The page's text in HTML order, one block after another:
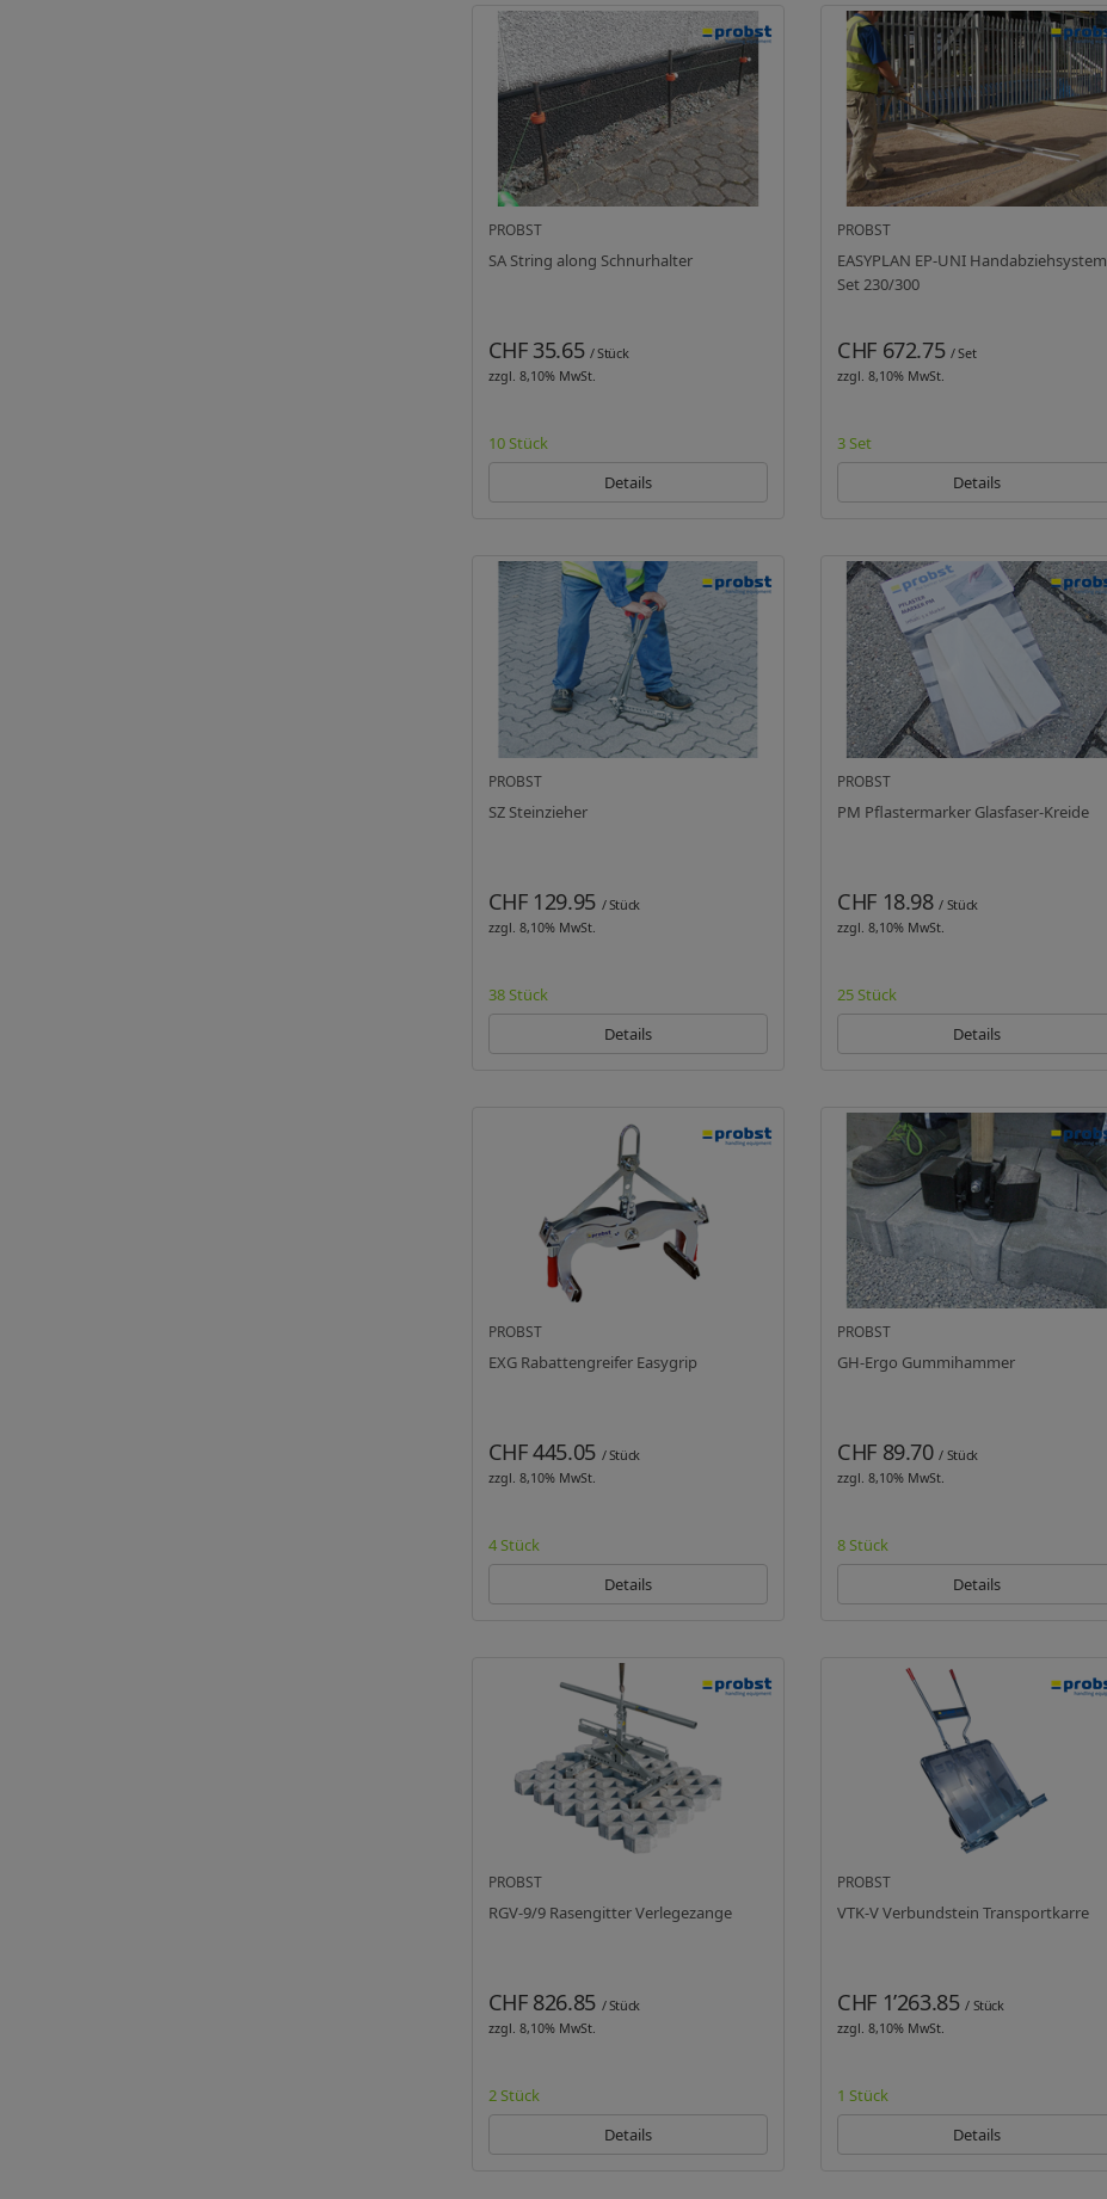
PROBST
SA String along Schnurhalter
CHF 35.65 / Stück
zzgl. 8,10% MwSt.
10 Stück
Details
PROBST
EASYPLAN EP-UNI Handabziehsystem
Set 230/300
CHF 672.75 / Set
zzgl. 8,10% MwSt.
3 Set
Details
PROBST
SZ Steinzieher
CHF 129.95 / Stück
zzgl. 8,10% MwSt.
38 Stück
Details
PROBST
PM Pflastermarker Glasfaser-Kreide
CHF 18.98/ Stück
zzgl. 8,10% MwSt.
25 Stück
Details
PROBST
EXG Rabattengreifer Easygrip
CHF 445.05 / Stück
zzgl. 8,10% MwSt.
4 Stück
Details
PROBST
GH-Ergo Gummihammer
CHF 89.70/ Stück
zzgl. 8,10% MwSt.
8 Stück
Details
PROBST
RGV-9/9 Rasengitter Verlegezange
CHF 826.85 / Stück
zzgl. 8,10% MwSt.
2 Stück
Details
PROBST
VTK-V Verbundstein Transportkarre
CHF 1’263.85/ Stück
zzgl. 8,10% MwSt.
1 Stück
Details